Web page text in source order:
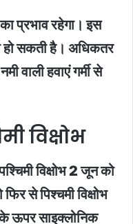
का प्रभाव रहेगा। इस
हो सकती है। अधिकतर
वाली हवाएं गर्मी से
विक्षोभ
विक्षोभ 2 जून को
से पिश्चमी विक्षोभ
ऊपर साइक्लोनिक